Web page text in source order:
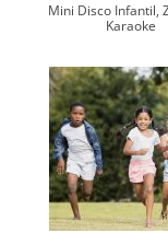
Mini Disco Infantil,
Karaoke